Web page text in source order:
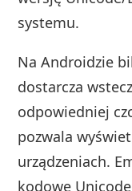
systemu.
Na Androidzie
dostarcza
odpowiedniej
pozwala
urządzeniach.
kodowe Unicode